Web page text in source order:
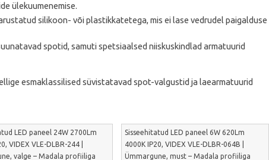
ülekuumenemise.
silikoon- või plastikkatetega, mis ei lase vedrudel paigalduse
spotid, samuti spetsiaalsed niiskuskindlad armatuurid
esmaklassilised süvistatavad spot-valgustid ja laearmatuurid
LED paneel 24W 2700Lm
VIDEX VLE-DLBR-244 |
valge – Madala profiiliga
Sisseehitatud LED paneel 6W 620Lm
4000K IP20, VIDEX VLE-DLBR-064B |
Ümmargune, must – Madala profiiliga